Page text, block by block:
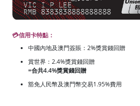
💳信用卡特點：
中國內地及澳門簽賬：2%獎賞錢回贈
賞世界：2.4%獎賞錢回贈
=合共4.4%獎賞錢回贈
豁免人民幣及澳門幣交易1.95%費用